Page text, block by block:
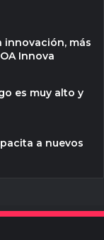
innovación, más
Innova
es muy alto y
a nuevos